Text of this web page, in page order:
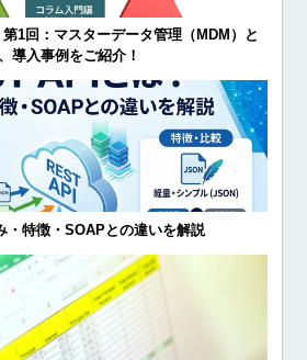
1回：マスターデータ管理（MDM）と
導入事例をご紹介！
・特徴・SOAPとの違いを解説